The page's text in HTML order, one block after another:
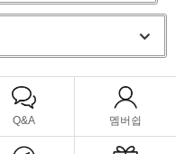
Q&A 멤버쉽